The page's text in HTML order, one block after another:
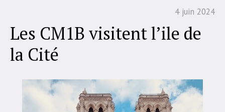
4 juin 2024
Les CM1B visitent l’ile de
la Cité